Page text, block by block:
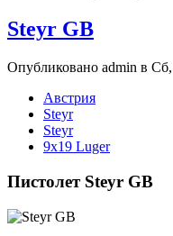
Steyr GB
Опубликовано admin в
Австрия
Steyr
Steyr
9x19 Luger
Пистолет Steyr GB